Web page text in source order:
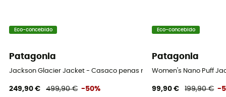
Eco-concebido
Patagonia
Jackson Glacier Jacket - Casaco penas mulher
249,90 € 499,90 € -50%
Eco-concebido
Patagonia
Women's Nano Puff
99,90 € 199,90 € -